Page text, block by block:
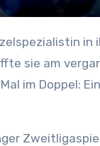
sie am
im Doppel: